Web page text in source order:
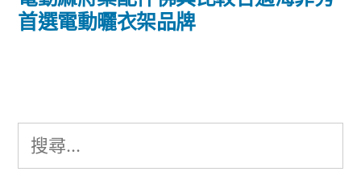
覽
篇
首選電動曬衣架品牌
搜
尋